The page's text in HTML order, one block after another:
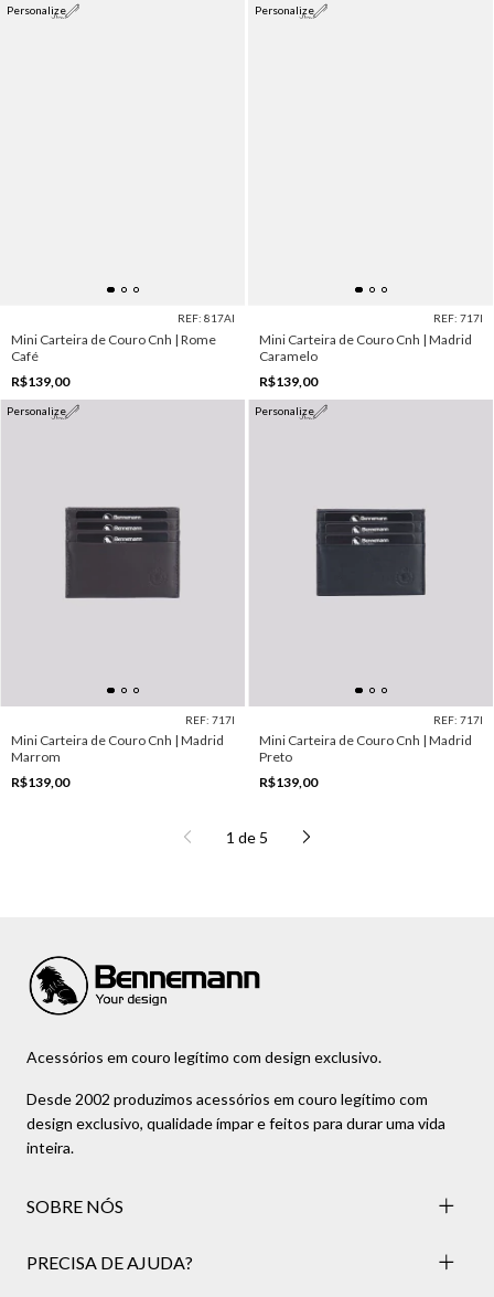
Personalize
REF: 817AI
Mini Carteira de Couro Cnh | Rome
Café
R$139,00
Personalize
REF: 717I
Mini Carteira de Couro Cnh | Madrid
Caramelo
R$139,00
Personalize
REF: 717I
Mini Carteira de Couro Cnh | Madrid
Marrom
R$139,00
Personalize
REF: 717I
Mini Carteira de Couro Cnh | Madrid
Preto
R$139,00
1 de 5
Acessórios em couro legítimo com design exclusivo.
Desde 2002 produzimos acessórios em couro legítimo com
design exclusivo, qualidade ímpar e feitos para durar uma vida
inteira.
SOBRE NÓS
PRECISA DE AJUDA?